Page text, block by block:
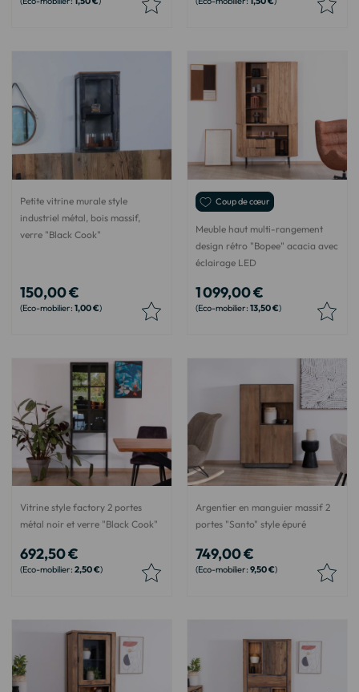
Petite vitrine murale style
industriel métal, bois massif,
verre "Black Cook"
150,00 €
1,00 €
Coup de cœur
Meuble haut multi-rangement
design rétro "Bopee" acacia avec
éclairage LED
1 099,00 €
13,50 €
Vitrine style factory 2 portes
métal noir et verre "Black Cook"
692,50 €
2,50 €
Argentier en manguier massif 2
portes "Santo" style épuré
749,00 €
9,50 €